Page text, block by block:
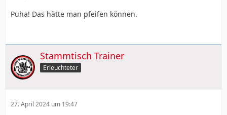
Puha! Das hätte man pfeifen können.
Stammtisch Trainer
Erleuchteter
27. April 2024 um 19:47